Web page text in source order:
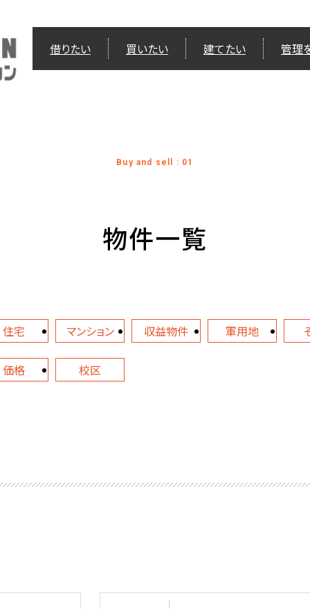
借りたい 買いたい 建てたい 管理
Buy and sell : 01
物件一覧
住宅 マンション 収益物件 軍用地
価格 校区